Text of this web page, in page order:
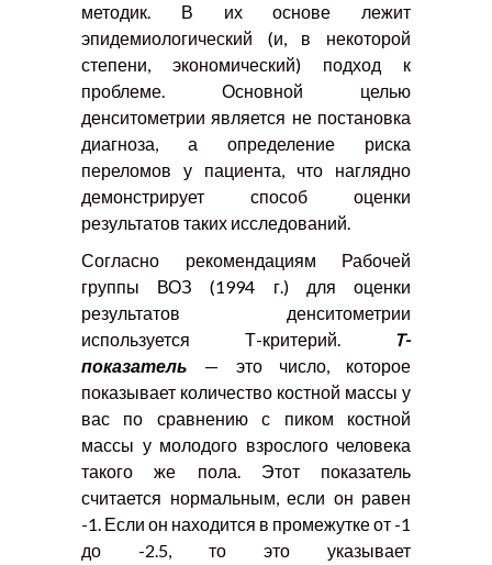
методик. В их основе лежит
эпидемиологический (и, в некоторой
степени, экономический) подход к
проблеме. Основной целью
денситометрии является не постановка
диагноза, а определение риска
переломов у пациента, что наглядно
демонстрирует способ оценки
результатов таких исследований.
Согласно рекомендациям Рабочей
группы ВОЗ (1994 г.) для оценки
результатов денситометрии
используется Т-критерий.
T-
показатель — это число, которое
показывает количество костной массы у
вас по сравнению с пиком костной
массы у молодого взрослого человека
такого же пола. Этот показатель
считается нормальным, если он равен
-1. Если он находится в промежутке от -1
до -2.5, то это указывает